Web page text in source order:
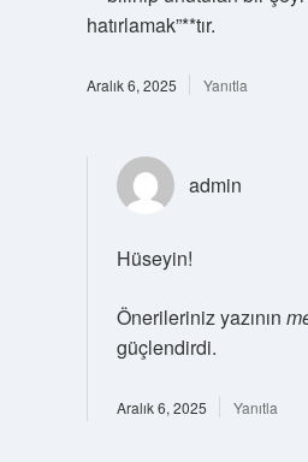
hatırlamak”**tır.
Aralık 6, 2025 Yanıtla
admin
Hüseyin!
Önerileriniz yazının
güçlendirdi.
Aralık 6, 2025 Yanıtla